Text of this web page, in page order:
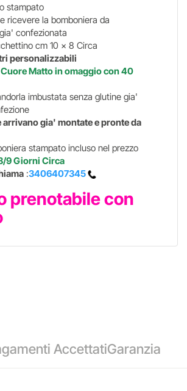
stampato
ricevere la bomboniera da
confezionata
cm 10 x 8 Circa
personalizzabili
Matto in omaggiocon 40
imbustata senza glutine gia'
arrivano gia' montate e pronte da
stampato incluso nel prezzo
9 Giorni Circa
:3406407345
prenotabile con
AccettatiGaranzia